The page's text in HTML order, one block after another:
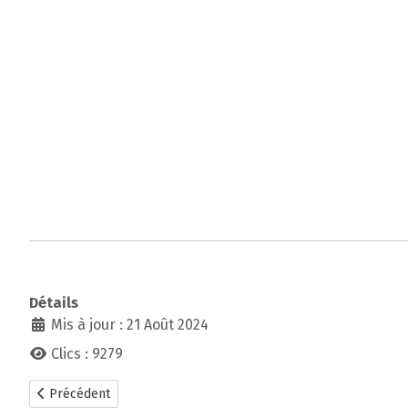
Détails
Mis à jour : 21 Août 2024
Clics : 9279
Article précédent : Les Nuits de Largoët 2022
Précédent